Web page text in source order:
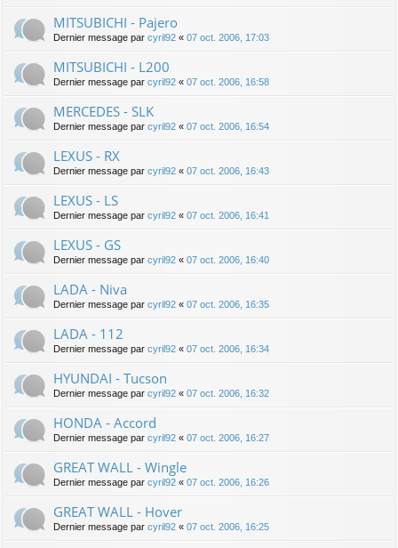
MITSUBICHI - Pajero
Dernier message par cyril92 « 07 oct. 2006, 17:03
MITSUBICHI - L200
Dernier message par cyril92 « 07 oct. 2006, 16:58
MERCEDES - SLK
Dernier message par cyril92 « 07 oct. 2006, 16:54
LEXUS - RX
Dernier message par cyril92 « 07 oct. 2006, 16:43
LEXUS - LS
Dernier message par cyril92 « 07 oct. 2006, 16:41
LEXUS - GS
Dernier message par cyril92 « 07 oct. 2006, 16:40
LADA - Niva
Dernier message par cyril92 « 07 oct. 2006, 16:35
LADA - 112
Dernier message par cyril92 « 07 oct. 2006, 16:34
HYUNDAI - Tucson
Dernier message par cyril92 « 07 oct. 2006, 16:32
HONDA - Accord
Dernier message par cyril92 « 07 oct. 2006, 16:27
GREAT WALL - Wingle
Dernier message par cyril92 « 07 oct. 2006, 16:26
GREAT WALL - Hover
Dernier message par cyril92 « 07 oct. 2006, 16:25